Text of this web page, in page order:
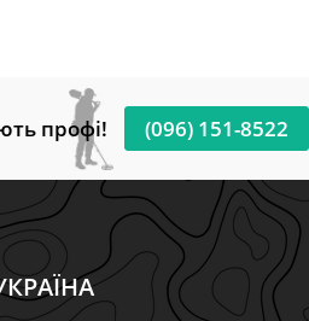
профі! (096) 151-8522